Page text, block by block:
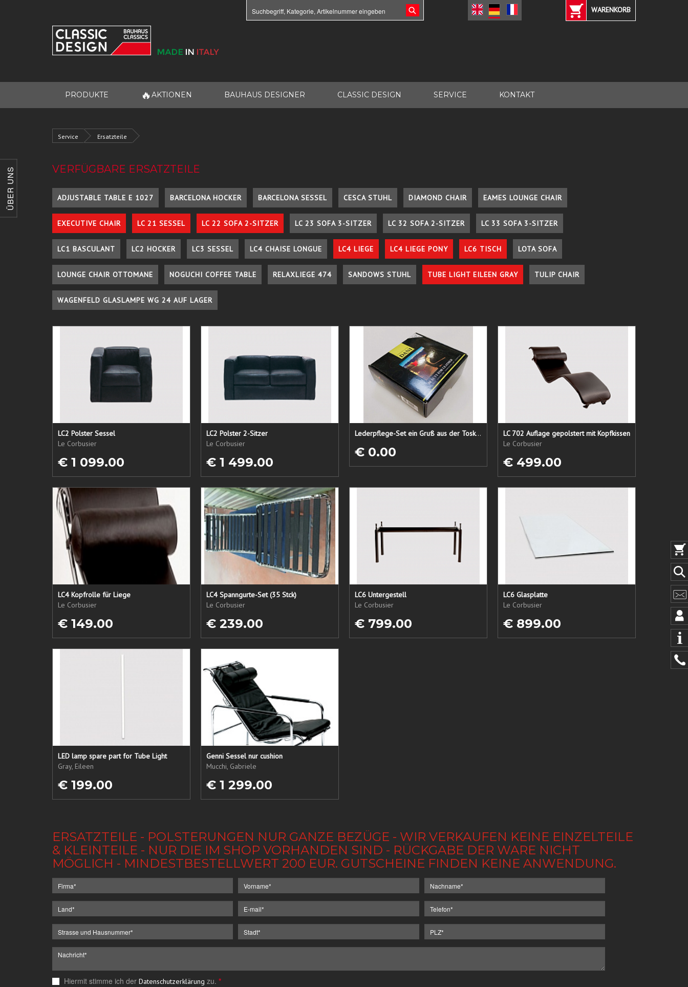
ÜBER UNS
WARENKORB
PRODUKTE 🔥 AKTIONEN BAUHAUS DESIGNER CLASSIC DESIGN SERVICE KONTAKT
Service Ersatzteile
VERFÜGBARE ERSATZTEILE
ADJUSTABLE TABLE E 1027 BARCELONA HOCKER BARCELONA SESSEL CESCA STUHL DIAMOND CHAIR EAMES LOUNGE CHAIR
EXECUTIVE CHAIR LC 21 SESSEL LC 22 SOFA 2-SITZER LC 23 SOFA 3-SITZER LC 32 SOFA 2-SITZER LC 33 SOFA 3-SITZER
LC1 BASCULANT LC2 HOCKER LC3 SESSEL LC4 CHAISE LONGUE LC4 LIEGE LC4 LIEGE PONY LC6 TISCH LOTA SOFA
LOUNGE CHAIR OTTOMANE NOGUCHI COFFEE TABLE RELAXLIEGE 474 SANDOWS STUHL TUBE LIGHT EILEEN GRAY TULIP CHAIR
WAGENFELD GLASLAMPE WG 24 AUF LAGER
LC2 Polster Sessel
Le Corbusier
€ 1 099.00
LC2 Polster 2-Sitzer
Le Corbusier
€ 1 499.00
Lederpflege-Set ein Gruß aus der Toskana...
€ 0.00
LC 702 Auflage gepolstert mit Kopfkissen
Le Corbusier
€ 499.00
LC4 Kopfrolle für Liege
Le Corbusier
€ 149.00
LC4 Spanngurte-Set (35 Stck)
Le Corbusier
€ 239.00
LC6 Untergestell
Le Corbusier
€ 799.00
LC6 Glasplatte
Le Corbusier
€ 899.00
LED lamp spare part for Tube Light
Gray, Eileen
€ 199.00
Genni Sessel nur cushion
Mucchi, Gabriele
€ 1 299.00
ERSATZTEILE - POLSTERUNGEN NUR GANZE BEZÜGE - WIR VERKAUFEN KEINE EINZELTEILE
& KLEINTEILE - NUR DIE IM SHOP VORHANDEN SIND - RÜCKGABE DER WARE NICHT
MÖGLICH - MINDESTBESTELLWERT 200 EUR. GUTSCHEINE FINDEN KEINE ANWENDUNG.
Hiermit stimme ich der Datenschutzerklärung zu. *